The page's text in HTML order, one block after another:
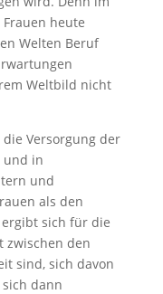
heute
Welten Beruf
Weltbild nicht
die Versorgung der
und in
und
als den
sich für die
zwischen den
sind, sich davon
dann